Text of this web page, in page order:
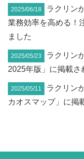
2025/06/18
ラクリン
業務効率を高める！
ました
2025/05/23
ラクリン
2025年版」に掲載さ
2025/05/11
ラクリン
カオスマップ」に掲